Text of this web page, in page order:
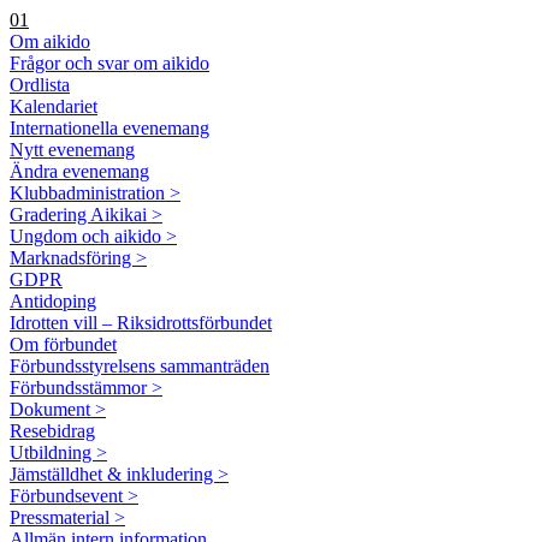
01
Om aikido
Frågor och svar om aikido
Ordlista
Kalendariet
Internationella evenemang
Nytt evenemang
Ändra evenemang
Klubbadministration >
Gradering Aikikai >
Ungdom och aikido >
Marknadsföring >
GDPR
Antidoping
Idrotten vill – Riksidrottsförbundet
Om förbundet
Förbundsstyrelsens sammanträden
Förbundsstämmor >
Dokument >
Resebidrag
Utbildning >
Jämställdhet & inkludering >
Förbundsevent >
Pressmaterial >